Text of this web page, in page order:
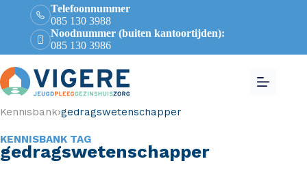
Telefoonnummer
085 130 3988
Noodnummer (buiten kantoortijden):
085 130 3986
Kennisbank›gedragswetenschapper
KENNISBANK TAG
gedragswetenschapper